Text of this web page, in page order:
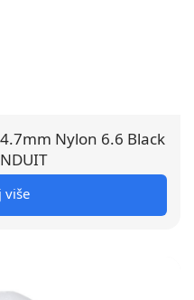
Nylon 6.6 Black
više